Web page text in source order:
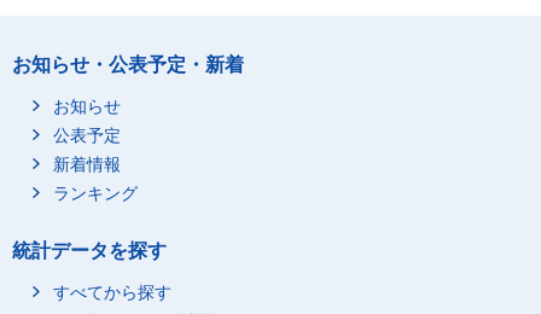
お知らせ・公表予定・新着
お知らせ
公表予定
新着情報
ランキング
統計データを探す
すべてから探す